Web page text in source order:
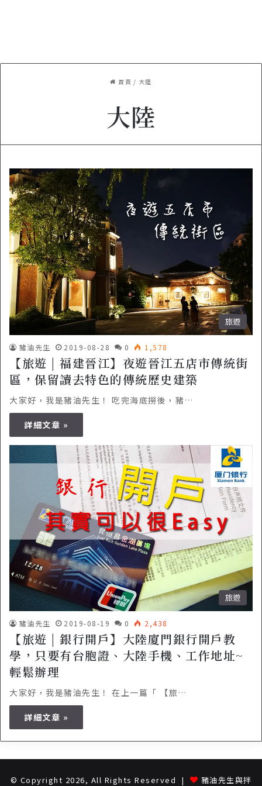
首頁 / 大陸
大陸
旅遊
豬油先生 2019-08-28 0 1,578
【旅遊 | 福建晉江】夜遊晉江五店市傳統街
區，保留讀去特色的傳統歷史建築
大家好，我是豬油先生！ 吃完海底撈後，豬…
詳細文章 »
旅遊
豬油先生 2019-08-19 0 2,438
【旅遊 | 銀行開戶】大陸廈門銀行開戶教
學，只要有台胞證、大陸手機、工作地址~
輕鬆辦理
大家好，我是豬油先生！ 在上一篇「 【旅…
詳細文章 »
© Copyright 2026, All Rights Reserved | 豬油先生與拌